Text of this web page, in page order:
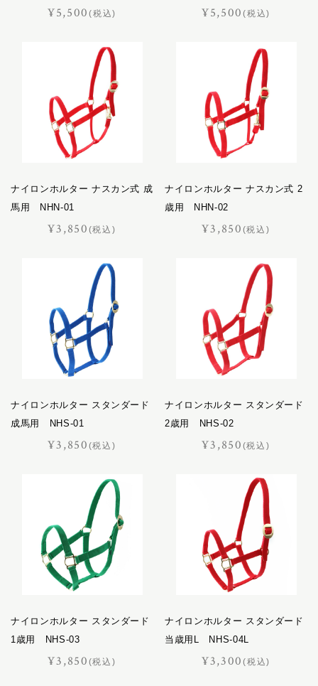
¥5,500(税込) ¥5,500(税込)
ナイロンホルター ナスカン式 成
馬用 NHN-01
¥3,850 (税込)
ナイロンホルター ナスカン式 2
歳用 NHN-02
¥3,850 (税込)
ナイロンホルター スタンダード
成馬用 NHS-01
¥3,850 (税込)
ナイロンホルター スタンダード
2歳用 NHS-02
¥3,850 (税込)
ナイロンホルター スタンダード
1歳用 NHS-03
¥3,850 (税込)
ナイロンホルター スタンダード
当歳用L NHS-04L
¥3,300(税込)
ポイント交換品
パッサージュ
ハノーバー
バロン
ピッコラ
ピルエット
ピント
フェル
プランス
フリージアン
フロイント
プログレス
ホースマン
レイヤー
レインズ
ロイヤル
M